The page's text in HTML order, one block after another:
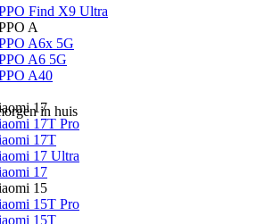
Find X9 Ultra
A
A6x 5G
A6 5G
A40
17
17T Pro
17T
17 Ultra
17
15
15T Pro
15T
in huis